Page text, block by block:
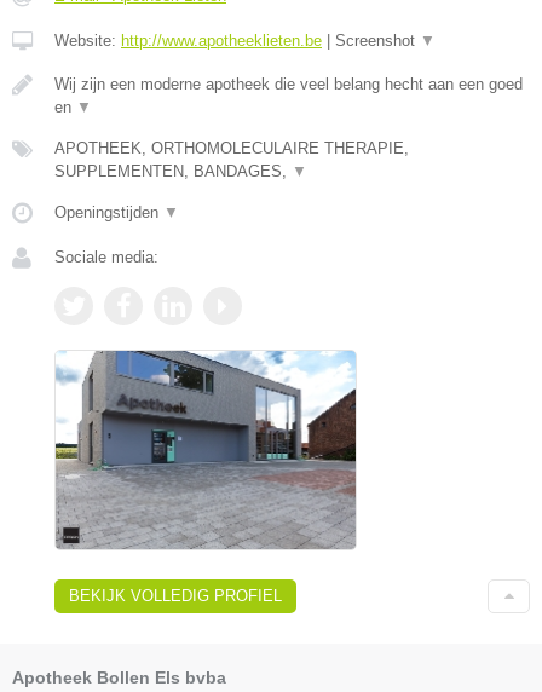
Website: http://www.apotheeklieten.be | Screenshot ▼
Wij zijn een moderne apotheek die veel belang hecht aan een goed
en ▼
APOTHEEK, ORTHOMOLECULAIRE THERAPIE,
SUPPLEMENTEN, BANDAGES,
▼
Openingstijden ▼
Sociale media:
BEKIJK VOLLEDIG PROFIEL
Apotheek Bollen Els bvba